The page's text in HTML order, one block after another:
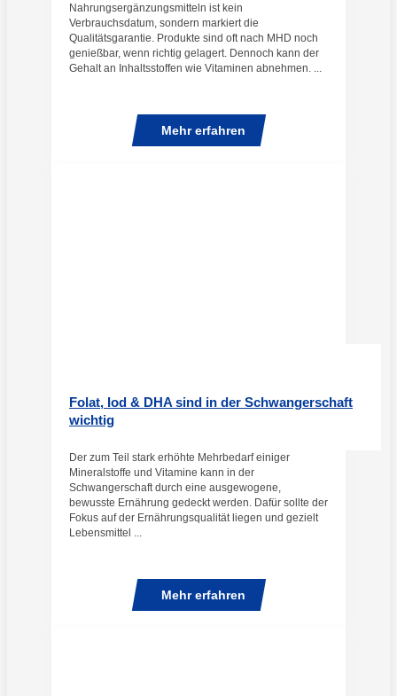
Nahrungsergänzungsmitteln ist kein
Verbrauchsdatum, sondern markiert die
Qualitätsgarantie. Produkte sind oft nach MHD noch
genießbar, wenn richtig gelagert. Dennoch kann der
Gehalt an Inhaltsstoffen wie Vitaminen abnehmen. ...
Mehr erfahren
Folat, Iod & DHA sind in der Schwangerschaft
wichtig
Der zum Teil stark erhöhte Mehrbedarf einiger
Mineralstoffe und Vitamine kann in der
Schwangerschaft durch eine ausgewogene,
bewusste Ernährung gedeckt werden. Dafür sollte der
Fokus auf der Ernährungsqualität liegen und gezielt
Lebensmittel ...
Mehr erfahren